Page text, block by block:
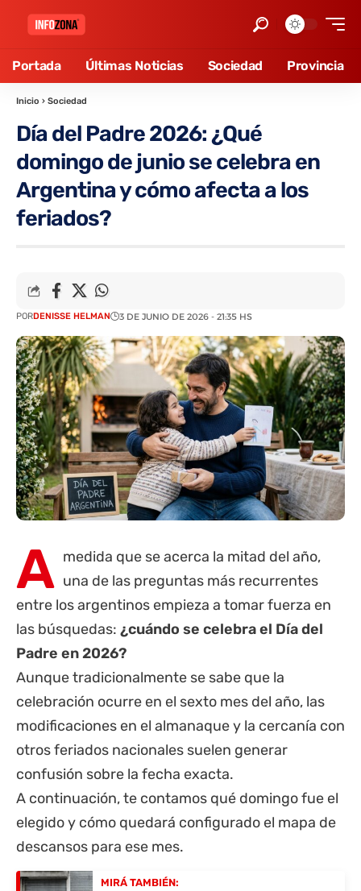
Portada Últimas Noticias Sociedad Provincia
Inicio › Sociedad
Día del Padre 2026: ¿Qué
domingo de junio se celebra en
Argentina y cómo afecta a los
feriados?
PORDENISSE HELMAN 3 DE JUNIO DE 2026 - 21:35 HS
A medida que se acerca la mitad del año,
una de las preguntas más recurrentes
entre los argentinos empieza a tomar fuerza en
las búsquedas: ¿cuándo se celebra el Día del
Padre en 2026?
Aunque tradicionalmente se sabe que la
celebración ocurre en el sexto mes del año, las
modificaciones en el almanaque y la cercanía con
otros feriados nacionales suelen generar
confusión sobre la fecha exacta.
A continuación, te contamos qué domingo fue el
elegido y cómo quedará configurado el mapa de
descansos para ese mes.
MIRÁ TAMBIÉN: